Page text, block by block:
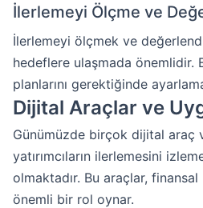
İlerlemeyi Ölçme ve
İlerlemeyi ölçmek ve
hedeflere ulaşmada önemlidir.
planlarını gerektiğinde
Dijital Araçlar ve
Günümüzde birçok dijital araç
yatırımcıların ilerlemesini
olmaktadır. Bu araçlar,
önemli bir rol oynar.